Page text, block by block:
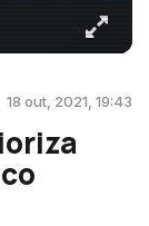
18 out, 2021, 19:43